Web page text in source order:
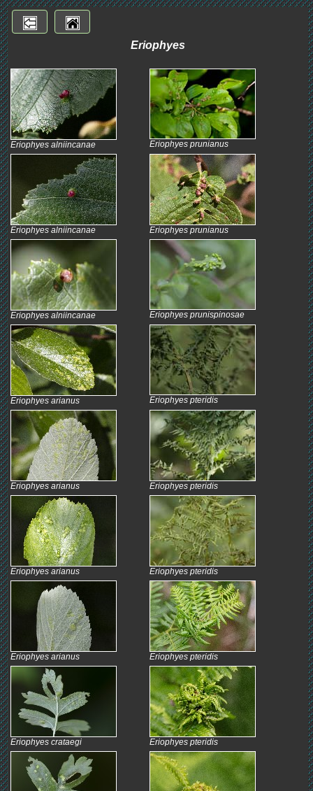
Eriophyes
Eriophyes alniincanae
Eriophyes alniincanae
Eriophyes alniincanae
Eriophyes arianus
Eriophyes arianus
Eriophyes arianus
Eriophyes arianus
Eriophyes crataegi
Eriophyes prunianus
Eriophyes prunianus
Eriophyes prunispinosae
Eriophyes pteridis
Eriophyes pteridis
Eriophyes pteridis
Eriophyes pteridis
Eriophyes pteridis